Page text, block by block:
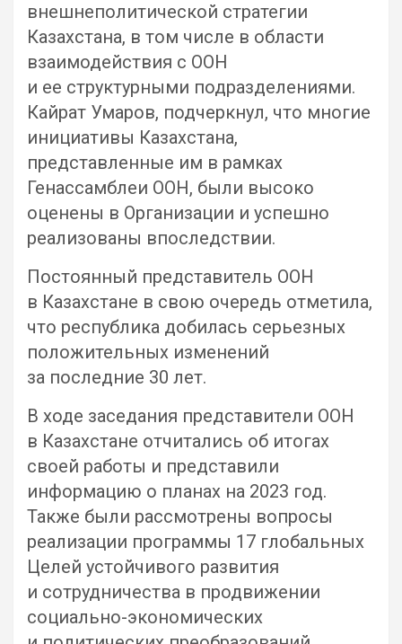
внешнеполитической стратегии
Казахстана, в том числе в области
взаимодействия с ООН
и ее структурными подразделениями.
Кайрат Умаров, подчеркнул, что многие
инициативы Казахстана,
представленные им в рамках
Генассамблеи ООН, были высоко
оценены в Организации и успешно
реализованы впоследствии.
Постоянный представитель ООН
в Казахстане в свою очередь отметила,
что республика добилась серьезных
положительных изменений
за последние 30 лет.
В ходе заседания представители ООН
в Казахстане отчитались об итогах
своей работы и представили
информацию о планах на 2023 год.
Также были рассмотрены вопросы
реализации программы 17 глобальных
Целей устойчивого развития
и сотрудничества в продвижении
социально-экономических